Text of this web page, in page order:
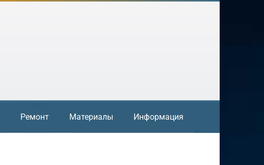
Ремонт Материалы Информация